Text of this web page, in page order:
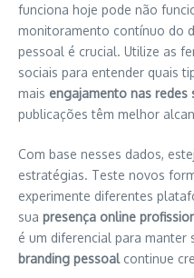
funciona hoje pode não
monitoramento contínuo do
pessoal é crucial. Utilize as
sociais para entender quais
mais engajamento nas redes
publicações têm melhor
Com base nesses dados,
estratégias. Teste novos
experimente diferentes
sua presença online
é um diferencial para manter
branding pessoalcontinue